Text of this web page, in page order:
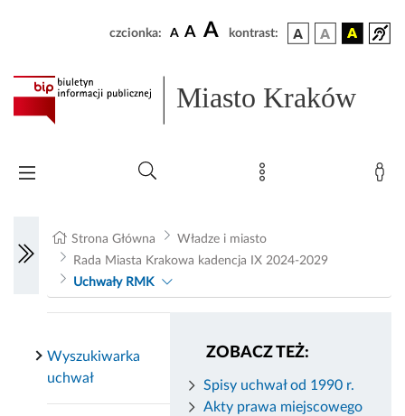
czcionka: A A A kontrast:
Miasto Kraków
Strona Główna
Władze i miasto
Rada Miasta Krakowa kadencja IX 2024-2029
Uchwały RMK
ZOBACZ TEŻ:
Spisy uchwał od 1990 r.
Akty prawa miejscowego
Wyszukiwarka
uchwał